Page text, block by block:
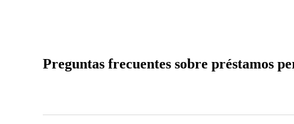
Preguntas frecuentes sobre préstamos